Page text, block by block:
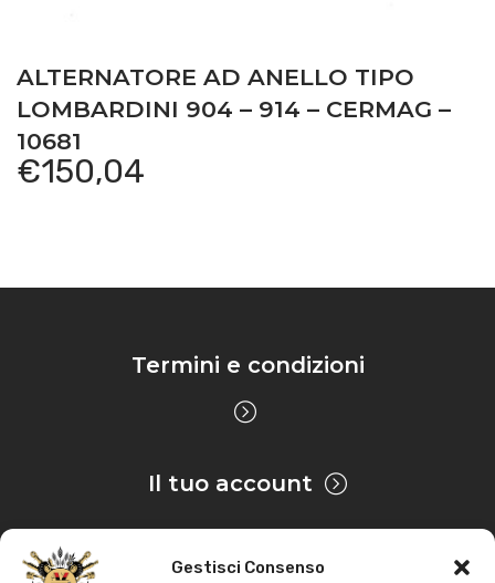
Gestisci Consenso
ALTERNATORE AD ANELLO TIPO
LOMBARDINI 904 – 914 – CERMAG –
10681
€150,04
Termini e condizioni
Il tuo account
Privacy & Cookie